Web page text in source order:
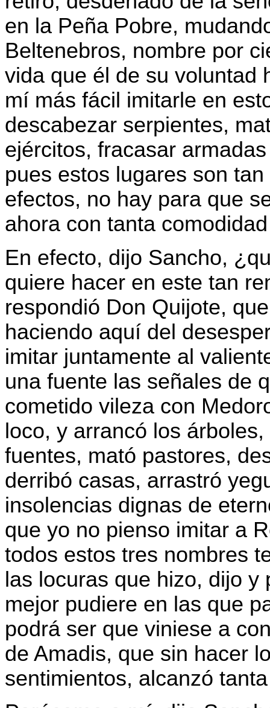
en la Peña Pobre,
Beltenebros, nombre por
vida que él de su voluntad
mí más fácil imitarle en
descabezar serpientes,
ejércitos, fracasar
pues estos lugares son
efectos, no hay para que
ahora con tanta
En efecto, dijo Sancho,
quiere hacer en este tan
respondió Don Quijote,
haciendo aquí del
imitar juntamente al
una fuente las señales de
cometido vileza con
loco, y arrancó los
fuentes, mató pastores,
derribó casas, arrastró
insolencias dignas de
que yo no pienso imitar a
todos estos tres nombres
las locuras que hizo, dijo
mejor pudiere en las que
podrá ser que viniese a
de Amadis, que sin hacer
sentimientos, alcanzó